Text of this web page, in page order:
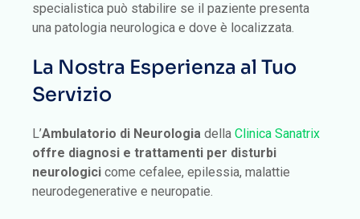
specialistica può stabilire se il paziente presenta
una patologia neurologica e dove è localizzata.
La Nostra Esperienza al Tuo
Servizio
L’Ambulatorio di Neurologia della Clinica Sanatrix
offre diagnosi e trattamenti per disturbi
neurologici come cefalee, epilessia, malattie
neurodegenerative e neuropatie.